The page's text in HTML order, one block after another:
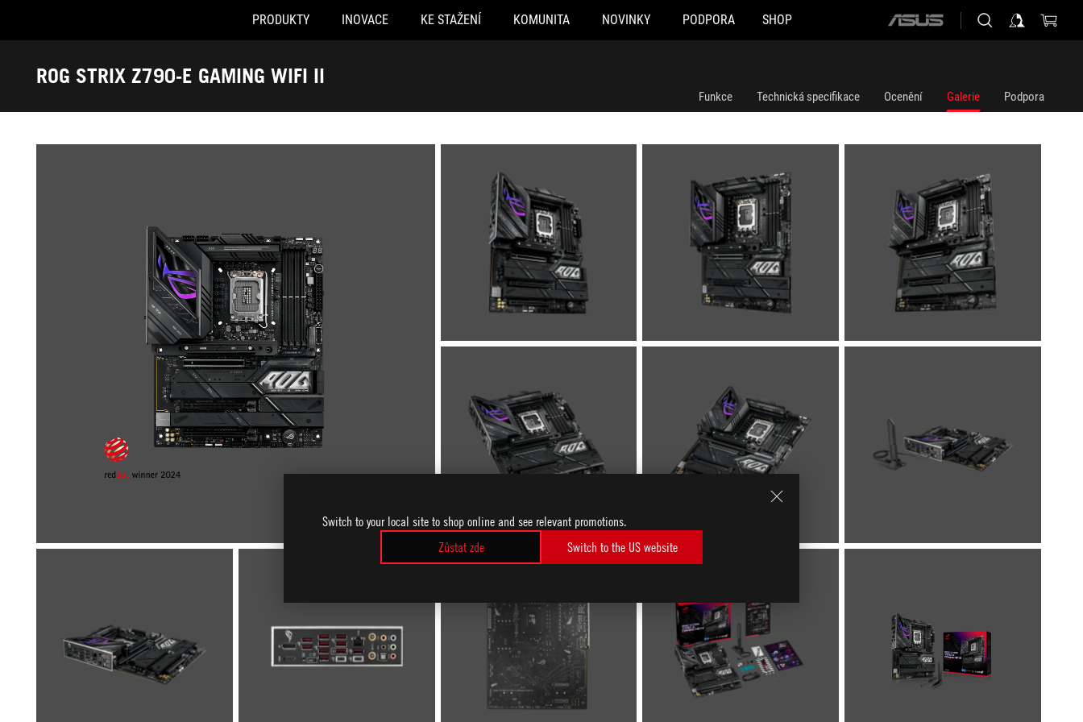
Switch to your local site to shop online and see relevant promotions.
Zůstat zde
Switch to the US website
Accessibility links
PRODUKTY INOVACE KE STAŽENÍ KOMUNITA NOVINKY PODPORA SHOP
ASUS
ROG STRIX Z790-E GAMING WIFI II
Galerie
Funkce Technická specifikace Ocenění Galerie Podpora